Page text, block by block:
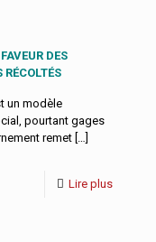
DES
un modèle
pourtant gages
remet […]
Lire plus